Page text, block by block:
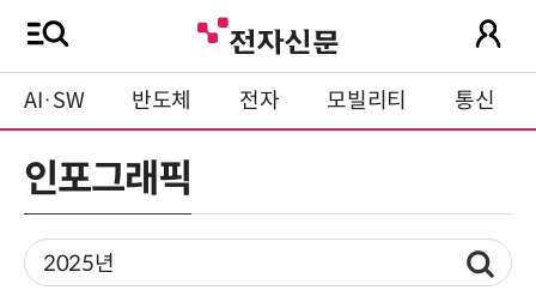
AI·SW 반도체 전자 모빌리티 통신
인포그래픽